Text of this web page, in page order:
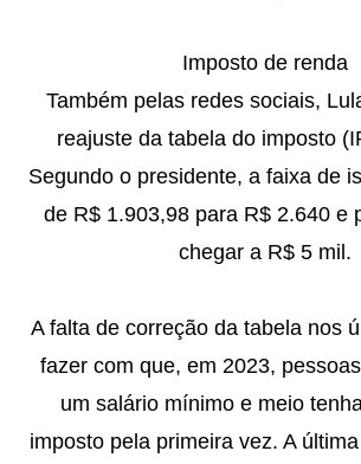
Imposto de renda
Também pelas redes sociais,
reajuste da tabela do imposto
Segundo o presidente, a faixa de
de R$ 1.903,98 para R$ 2.640 e
chegar a R$ 5 mil.
A falta de correção da tabela nos
fazer com que, em 2023,
um salário mínimo e meio
imposto pela primeira vez. A